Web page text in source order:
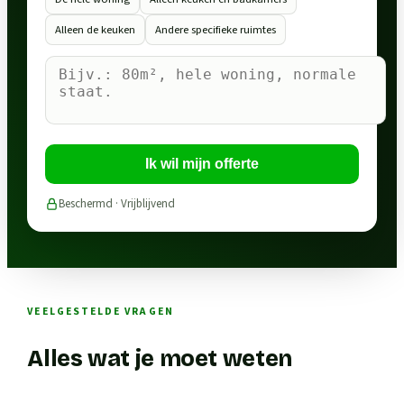
Alleen de keuken
Andere specifieke ruimtes
Ik wil mijn offerte
Beschermd · Vrijblijvend
VEELGESTELDE VRAGEN
Alles wat je moet weten